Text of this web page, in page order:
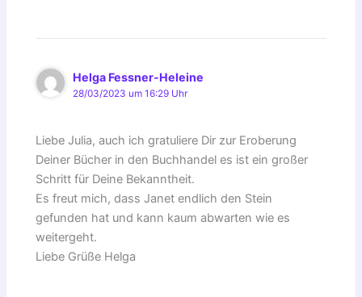
Helga Fessner-Heleine
28/03/2023 um 16:29 Uhr
Liebe Julia, auch ich gratuliere Dir zur Eroberung
Deiner Bücher in den Buchhandel es ist ein großer
Schritt für Deine Bekanntheit.
Es freut mich, dass Janet endlich den Stein
gefunden hat und kann kaum abwarten wie es
weitergeht.
Liebe Grüße Helga